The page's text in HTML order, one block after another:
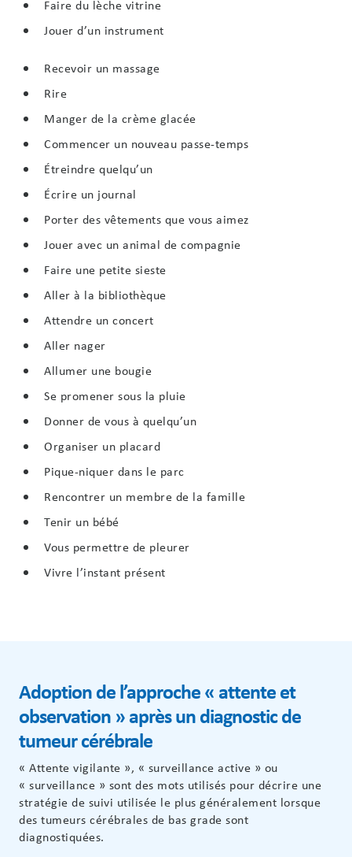
Faire du lèche vitrine
Jouer d’un instrument
Recevoir un massage
Rire
Manger de la crème glacée
Commencer un nouveau passe-temps
Étreindre quelqu’un
Écrire un journal
Porter des vêtements que vous aimez
Jouer avec un animal de compagnie
Faire une petite sieste
Aller à la bibliothèque
Attendre un concert
Aller nager
Allumer une bougie
Se promener sous la pluie
Donner de vous à quelqu’un
Organiser un placard
Pique-niquer dans le parc
Rencontrer un membre de la famille
Tenir un bébé
Vous permettre de pleurer
Vivre l’instant présent
Adoption de l’approche « attente et
observation » après un diagnostic de
tumeur cérébrale
« Attente vigilante », « surveillance active » ou
« surveillance » sont des mots utilisés pour décrire une
stratégie de suivi utilisée le plus généralement lorsque
des tumeurs cérébrales de bas grade sont
diagnostiquées.